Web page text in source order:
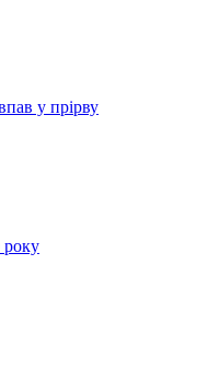
у прірву
року